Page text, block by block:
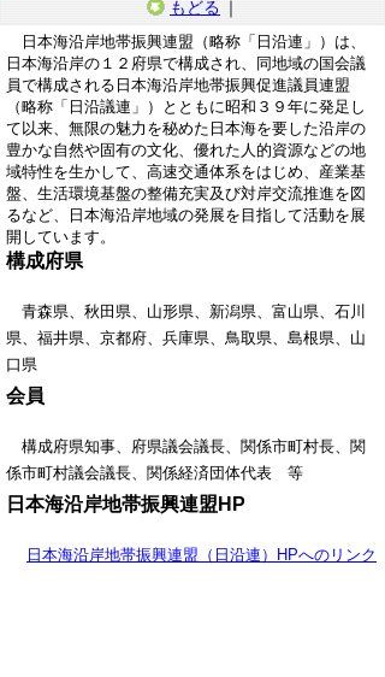
もどる ｜
日本海沿岸地帯振興連盟（略称「日沿連」）は、
日本海沿岸の１２府県で構成され、同地域の国会議
員で構成される日本海沿岸地帯振興促進議員連盟
（略称「日沿議連」）とともに昭和３９年に発足し
て以来、無限の魅力を秘めた日本海を要した沿岸の
豊かな自然や固有の文化、優れた人的資源などの地
域特性を生かして、高速交通体系をはじめ、産業基
盤、生活環境基盤の整備充実及び対岸交流推進を図
るなど、日本海沿岸地域の発展を目指して活動を展
開しています。
構成府県
青森県、秋田県、山形県、新潟県、富山県、石川
県、福井県、京都府、兵庫県、鳥取県、島根県、山
口県
会員
構成府県知事、府県議会議長、関係市町村長、関
係市町村議会議長、関係経済団体代表 等
日本海沿岸地帯振興連盟HP
日本海沿岸地帯振興連盟（日沿連）HPへのリンク